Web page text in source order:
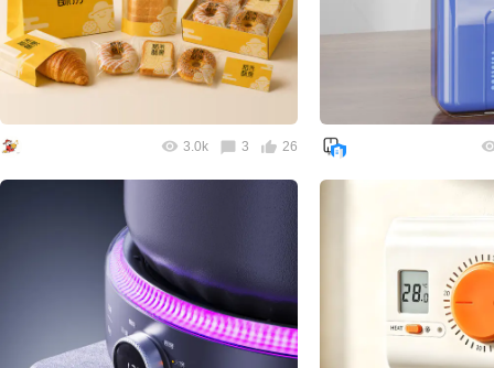
3.0k 3 26